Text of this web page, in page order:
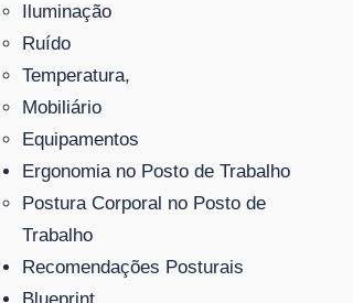
Iluminação
Ruído
Temperatura,
Mobiliário
Equipamentos
Ergonomia no Posto de Trabalho
Postura Corporal no Posto de
Trabalho
Recomendações Posturais